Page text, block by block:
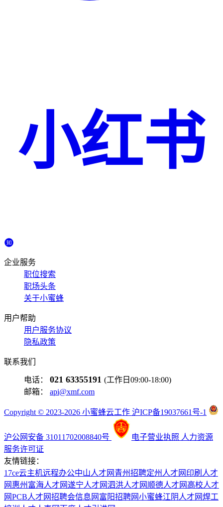
小红书
企业服务
职位搜索
职场头条
关于小蜜蜂
用户帮助
用户服务协议
隐私政策
联系我们
电话： 021 63355191 (工作日09:00-18:00)
邮箱： api@xmf.com
Copyright © 2023-2026 小蜜蜂云工作 沪ICP备19037661号-1
沪公网安备 31011702008840号 电子营业执照 人力资源
服务许可证
友情链接：
17ce云主机远程办公中山人才网 青州招聘定州人才网 印刷人才
网 惠州富海人才网遂宁人才网泗洪人才网 顺德人才网 高校人才
网PCB人才网招聘会信息网 富阳招聘网小蜜蜂江阴人才网焊工